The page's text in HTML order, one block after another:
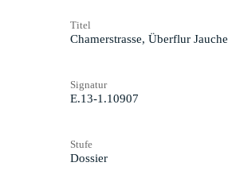
Titel
Chamerstrasse, Überflur
Signatur
E.13-1.10907
Stufe
Dossier